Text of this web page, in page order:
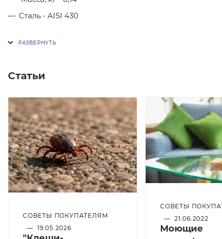
Сталь - AISI 430
Статьи
СОВЕТЫ ПОКУПАТЕЛЯМ
— 19.05.2026
СОВЕТЫ
— 21.06.2022
Моющие